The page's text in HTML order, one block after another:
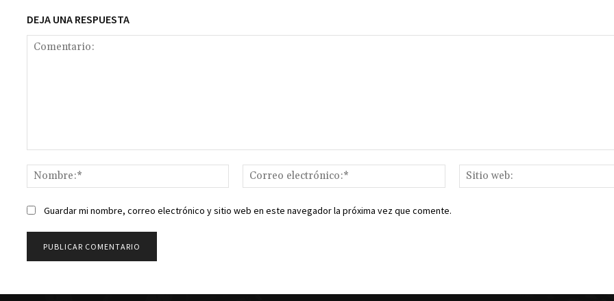
DEJA UNA RESPUESTA
Nombre:*
Correo
electrónico:*
Guardar mi nombre, correo electrónico y sitio web en este navegador la próxima vez que comente.